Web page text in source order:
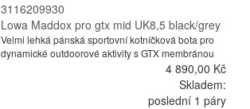
3116209930
Lowa Maddox pro gtx mid UK8,5 black/grey
Velmi lehká pánská sportovní kotníčková bota pro
dynamické outdoorové aktivity s GTX membránou
4 890,00 Kč
Skladem:
poslední 1 páry